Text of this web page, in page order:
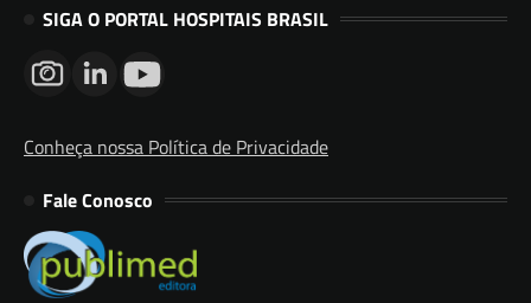
SIGA O PORTAL HOSPITAIS BRASIL
Conheça nossa Política de Privacidade
Fale Conosco